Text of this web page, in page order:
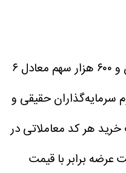
پس از کشف قیمت، ۱۳۸ میلیون و ۶۰۰ هزار سهم معادل ۶
حقیقی و
هر کد معاملاتی در
و قیمت عرضه برابر با قیمت